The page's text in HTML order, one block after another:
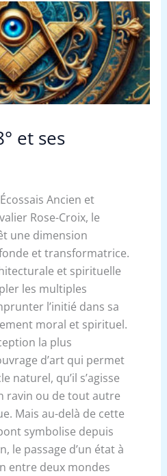
et ses
Ancien et
Rose-Croix, le
une dimension
et transformatrice.
et spirituelle
les multiples
l’initié dans sa
moral et spirituel.
la plus
d’art qui permet
naturel, qu’il s’agisse
ravin ou de tout autre
Mais au-delà de cette
symbolise depuis
le passage d’un état à
entre deux mondes